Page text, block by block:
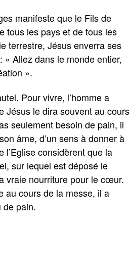
manifeste que le Fils de
tous les pays et de tous les
terrestre, Jésus enverra ses
Allez dans le monde entier,
».
Pour vivre, l’homme a
Jésus le dira souvent au cours
seulement besoin de pain, il
âme, d’un sens à donner à
l’Eglise considèrent que la
sur lequel est déposé le
vraie nourriture pour le cœur.
au cours de la messe, il a
de pain.